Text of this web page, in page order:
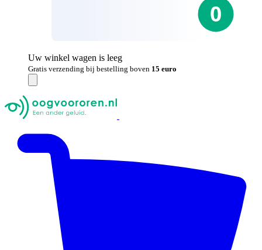
Uw winkel wagen is leeg
Gratis verzending bij bestelling boven 15 euro